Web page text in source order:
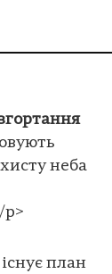
неба
p>
план